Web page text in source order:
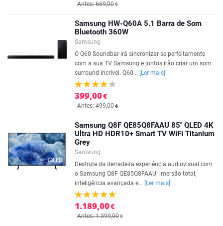
Antes: 669,00€
Samsung HW-Q60A 5.1 Barra de Som
Bluetooth 360W
Samsung
O Q60 Soundbar irá sincronizar-se perfeitamente
com a sua TV Samsung e juntos irão criar um som
surround incrível. Q60...
[Ler mais]
399,00€
Antes: 499,00€
Samsung Q8F QE85Q8FAAU 85'' QLED 4K
Ultra HD HDR10+ Smart TV WiFi Titanium
Grey
Samsung
Desfrute da derradeira experiência audiovisual com
o Samsung Q8F QE85Q8FAAU: imersão total,
inteligência avançada e...
[Ler mais]
1.189,00€
Antes: 1.399,00€